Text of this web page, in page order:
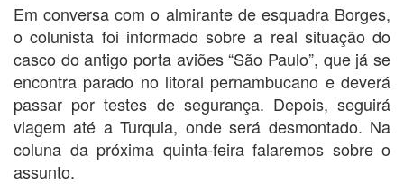
Em conversa com o almirante de esquadra Borges,
o colunista foi informado sobre a real situação do
casco do antigo porta aviões “São Paulo”, que já se
encontra parado no litoral pernambucano e deverá
passar por testes de segurança. Depois, seguirá
viagem até a Turquia, onde será desmontado. Na
coluna da próxima quinta-feira falaremos sobre o
assunto.